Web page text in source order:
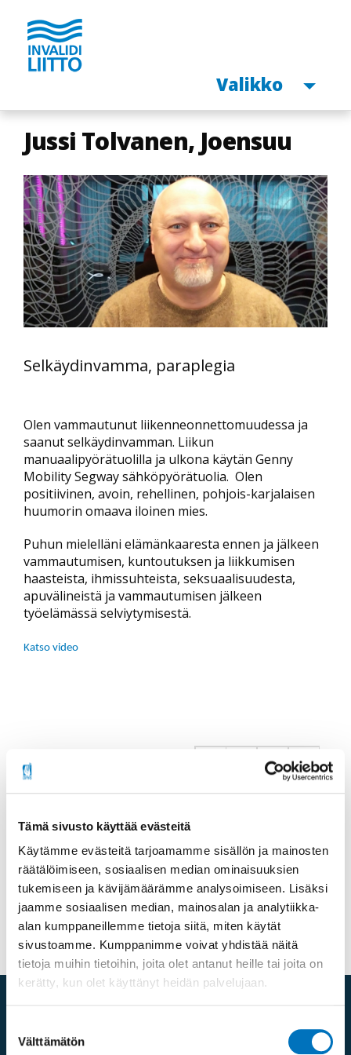
Tämä sivusto käyttää evästeitä
Käytämme evästeitä tarjoamamme sisällön ja mainosten
räätälöimiseen, sosiaalisen median ominaisuuksien
tukemiseen ja kävijämäärämme analysoimiseen. Lisäksi
jaamme sosiaalisen median, mainosalan ja analytiikka-
alan kumppaneillemme tietoja siitä, miten käytät
sivustoamme. Kumppanimme voivat yhdistää näitä
tietoja muihin tietoihin, joita olet antanut heille tai joita on
kerätty, kun olet käyttänyt heidän palvelujaan.
valinta
Välttämätön
Hyppää
pääsisältöön
Avaa
Valikko
Lisätietoa
jussi64(at)gmail.com,
puh. 050 3808038
Jussi Tolvanen, Joensuu
Selkäydinvamma, paraplegia
Olen vammautunut liikenneonnettomuudessa ja
saanut selkäydinvamman. Liikun
manuaalipyörätuolilla ja ulkona käytän Genny
Mobility Segway sähköpyörätuolia. Olen
positiivinen, avoin, rehellinen, pohjois-karjalaisen
huumorin omaava iloinen mies.
Puhun mielelläni elämänkaaresta ennen ja jälkeen
vammautumisen, kuntoutuksen ja liikkumisen
haasteista, ihmissuhteista, seksuaalisuudesta,
apuvälineistä ja vammautumisen jälkeen
työelämässä selviytymisestä.
Katso video
Jaa sosiaalisessa mediassa